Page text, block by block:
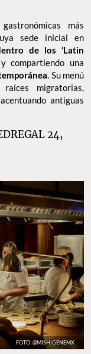
más
sede inicial en
de los ‘Latin
compartiendo una
. Su menú
migratorias,
antiguas
24,
FOTO: @MISHIGENEMX